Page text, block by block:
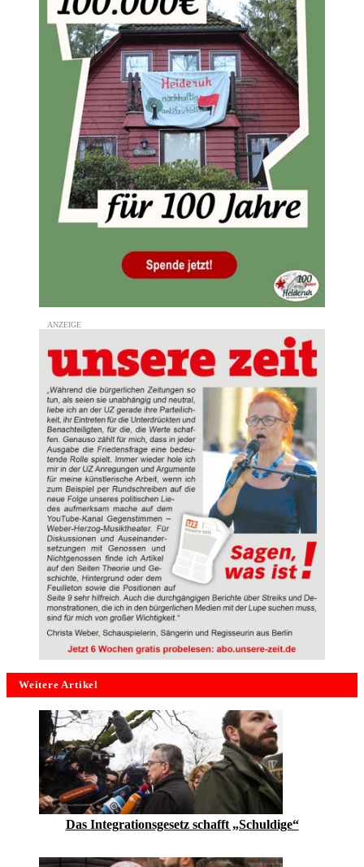
Weitere Artikel
Das Integrationsgesetz schafft „Schuldige“